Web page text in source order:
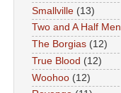
Smallville (13)
Two and A Half Men
The Borgias (12)
True Blood (12)
Woohoo (12)